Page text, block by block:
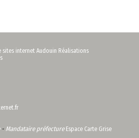
sites internet Audouin Réalisations
- Mandataire préfecture Espace Carte Grise